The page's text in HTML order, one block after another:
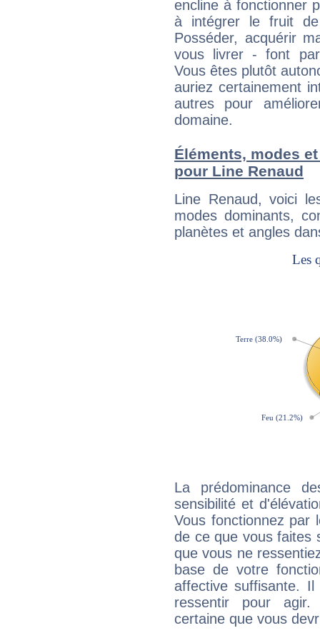
encline à fonctionner
à intégrer le fruit
Posséder, acquérir
vous livrer - font
Vous êtes plutôt
auriez certainement
autres pour
domaine.
Éléments, modes
pour Line Renaud
Line Renaud, voici
modes dominants,
planètes et angles
La prédominance
sensibilité et
Vous fonctionnez
de ce que vous faites
que vous ne
base de votre
affective suffisante.
ressentir pour agir.
certaine que vous